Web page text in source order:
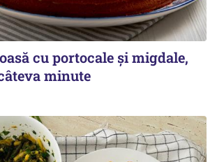
cu portocale și migdale,
minute